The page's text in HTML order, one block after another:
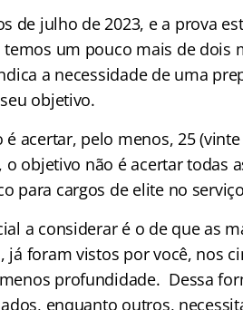
de julho de 2023, e a prova
um pouco mais de dois
a necessidade de uma
objetivo.
acertar, pelo menos, 25
objetivo não é acertar todas
para cargos de elite no
a considerar é o de que as
já foram vistos por você, nos
profundidade. Dessa
enquanto outros,